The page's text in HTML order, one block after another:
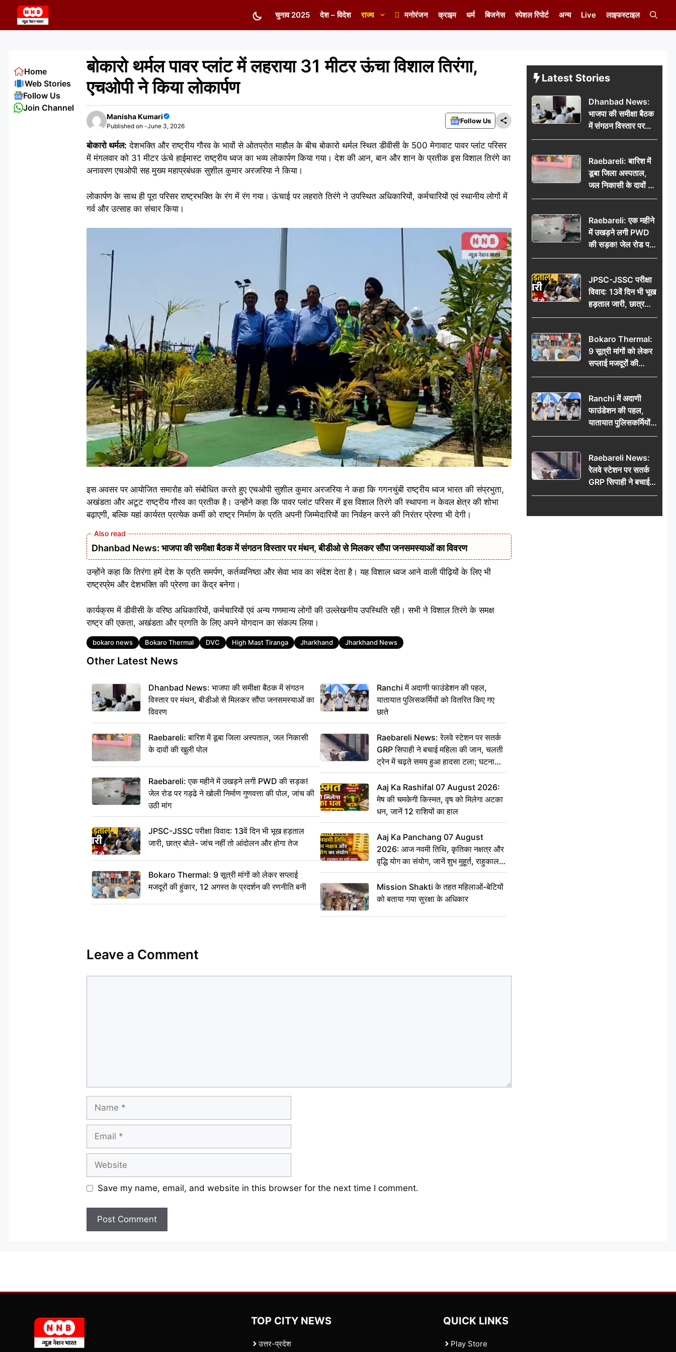
content
चुनाव 2025 देश – विदेश राज्य मनोरंजन क्राइम धर्म बिजनेस स्पेशल रिपोर्ट अन्य Live लाइफस्टाइल
बोकारो थर्मल पावर प्लांट में लहराया 31 मीटर ऊंचा विशाल तिरंगा,
एचओपी ने किया लोकार्पण
Manisha Kumari
Published on -June 3, 2026
Follow Us
बोकारो थर्मल: देशभक्ति और राष्ट्रीय गौरव के भावों से ओतप्रोत माहौल के बीच बोकारो थर्मल स्थित डीवीसी के 500 मेगावाट पावर प्लांट परिसर
में मंगलवार को 31 मीटर ऊंचे हाईमास्ट राष्ट्रीय ध्वज का भव्य लोकार्पण किया गया। देश की आन, बान और शान के प्रतीक इस विशाल तिरंगे का
अनावरण एचओपी सह मुख्य महाप्रबंधक सुशील कुमार अरजरिया ने किया।
लोकार्पण के साथ ही पूरा परिसर राष्ट्रभक्ति के रंग में रंग गया। ऊंचाई पर लहराते तिरंगे ने उपस्थित अधिकारियों, कर्मचारियों एवं स्थानीय लोगों में
गर्व और उत्साह का संचार किया।
इस अवसर पर आयोजित समारोह को संबोधित करते हुए एचओपी सुशील कुमार अरजरिया ने कहा कि गगनचुंबी राष्ट्रीय ध्वज भारत की संप्रभुता,
अखंडता और अटूट राष्ट्रीय गौरव का प्रतीक है। उन्होंने कहा कि पावर प्लांट परिसर में इस विशाल तिरंगे की स्थापना न केवल क्षेत्र की शोभा
बढ़ाएगी, बल्कि यहां कार्यरत प्रत्येक कर्मी को राष्ट्र निर्माण के प्रति अपनी जिम्मेदारियों का निर्वहन करने की निरंतर प्रेरणा भी देगी।
Dhanbad News: भाजपा की समीक्षा बैठक में संगठन विस्तार पर मंथन, बीडीओ से मिलकर सौंपा जनसमस्याओं का विवरण
उन्होंने कहा कि तिरंगा हमें देश के प्रति समर्पण, कर्तव्यनिष्ठा और सेवा भाव का संदेश देता है। यह विशाल ध्वज आने वाली पीढ़ियों के लिए भी
राष्ट्रप्रेम और देशभक्ति की प्रेरणा का केंद्र बनेगा।
कार्यक्रम में डीवीसी के वरिष्ठ अधिकारियों, कर्मचारियों एवं अन्य गणमान्य लोगों की उल्लेखनीय उपस्थिति रही। सभी ने विशाल तिरंगे के समक्ष
राष्ट्र की एकता, अखंडता और प्रगति के लिए अपने योगदान का संकल्प लिया।
Tags
bokaro news Bokaro Thermal DVC High Mast Tiranga Jharkhand Jharkhand News
Other Latest News
Dhanbad News: भाजपा की समीक्षा बैठक में संगठन
विस्तार पर मंथन, बीडीओ से मिलकर सौंपा जनसमस्याओं का
विवरण
Raebareli: बारिश में डूबा जिला अस्पताल, जल निकासी
के दावों की खुली पोल
Raebareli: एक महीने में उखड़ने लगी PWD की सड़क!
जेल रोड पर गड्ढे ने खोली निर्माण गुणवत्ता की पोल, जांच की
उठी मांग
JPSC-JSSC परीक्षा विवाद: 13वें दिन भी भूख हड़ताल
जारी, छात्र बोले- जांच नहीं तो आंदोलन और होगा तेज
Bokaro Thermal: 9 सूत्री मांगों को लेकर सप्लाई
मजदूरों की हुंकार, 12 अगस्त के प्रदर्शन की रणनीति बनी
Ranchi में अदाणी फाउंडेशन की पहल,
यातायात पुलिसकर्मियों को वितरित किए गए
छाते
Raebareli News: रेलवे स्टेशन पर सतर्क
GRP सिपाही ने बचाई महिला की जान, चलती
ट्रेन में चढ़ते समय हुआ हादसा टला; घटना
CCTV में कैद
Aaj Ka Rashifal 07 August 2026:
मेष की चमकेगी किस्मत, वृष को मिलेगा अटका
धन, जानें 12 राशियों का हाल
Aaj Ka Panchang 07 August
2026: आज नवमी तिथि, कृतिका नक्षत्र और
वृद्धि योग का संयोग, जानें शुभ मुहूर्त, राहुकाल
का सही समय
Mission Shakti के तहत महिलाओं-बेटियों
को बताया गया सुरक्षा के अधिकार
Leave a Comment
Name
Email
Website
Save my name, email, and website in this browser for the next time I comment.
Home
Web Stories
Follow Us
Join Channel
Latest Stories
Dhanbad News:
भाजपा की समीक्षा बैठक
में संगठन विस्तार पर
मंथन, बीडीओ से
जनसमस्याओं का विवरण
Raebareli: बारिश में
डूबा जिला अस्पताल,
जल निकासी के दावों की
खुली पोल
Raebareli: एक महीने
में उखड़ने लगी PWD
की सड़क! जेल रोड पर
गड्ढे ने खोली निर्माण
की उठी मांग
JPSC-JSSC परीक्षा
विवाद: 13वें दिन भी भूख
हड़ताल जारी, छात्र
बोले- जांच नहीं तो
Bokaro Thermal:
9 सूत्री मांगों को लेकर
सप्लाई मजदूरों की
हुंकार, 12 अगस्त के
Ranchi में अदाणी
फाउंडेशन की पहल,
यातायात पुलिसकर्मियों
को वितरित किए गए छाते
Raebareli News:
रेलवे स्टेशन पर सतर्क
GRP सिपाही ने बचाई
महिला की जान, चलती
हादसा टला; घटना
TOP CITY NEWS
उत्तर-प्रदेश
QUICK LINKS
Play Store